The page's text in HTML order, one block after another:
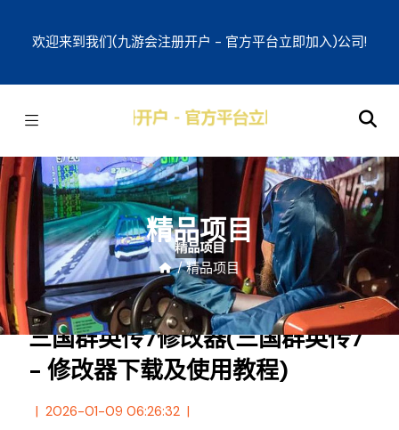
欢迎来到我们(九游会注册开户 - 官方平台立即加入)公司!
精品项目
/ 精品项目
三国群英传7修改器(三国群英传7
- 修改器下载及使用教程)
2026-01-09 06:26:32